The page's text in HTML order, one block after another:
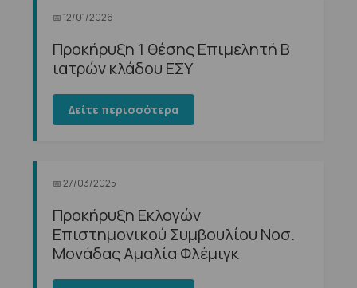
📅 12/01/2026
Προκήρυξη 1 θέσης Επιμελητή Β
ιατρών κλάδου ΕΣΥ
Δείτε περισσότερα
📅 27/03/2025
Προκήρυξη Εκλογών
Επιστημονικού Συμβουλίου Νοσ.
Μονάδας Αμαλία Φλέμιγκ